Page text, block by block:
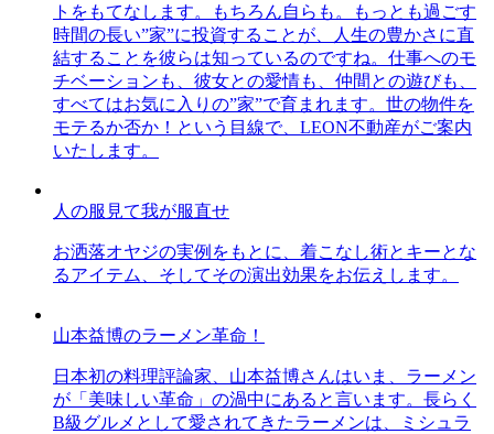
トをもてなします。もちろん自らも。もっとも過ごす
時間の長い”家”に投資することが、人生の豊かさに直
結することを彼らは知っているのですね。仕事へのモ
チベーションも、彼女との愛情も、仲間との遊びも、
すべてはお気に入りの”家”で育まれます。世の物件を
モテるか否か！という目線で、LEON不動産がご案内
いたします。
人の服見て我が服直せ
お洒落オヤジの実例をもとに、着こなし術とキーとな
るアイテム、そしてその演出効果をお伝えします。
山本益博のラーメン革命！
日本初の料理評論家、山本益博さんはいま、ラーメン
が「美味しい革命」の渦中にあると言います。長らく
B級グルメとして愛されてきたラーメンは、ミシュラ